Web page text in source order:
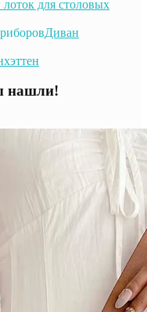
для столовых
Диван
нашли!